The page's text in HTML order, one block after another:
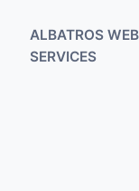
ALBATROS WEB
SERVICES